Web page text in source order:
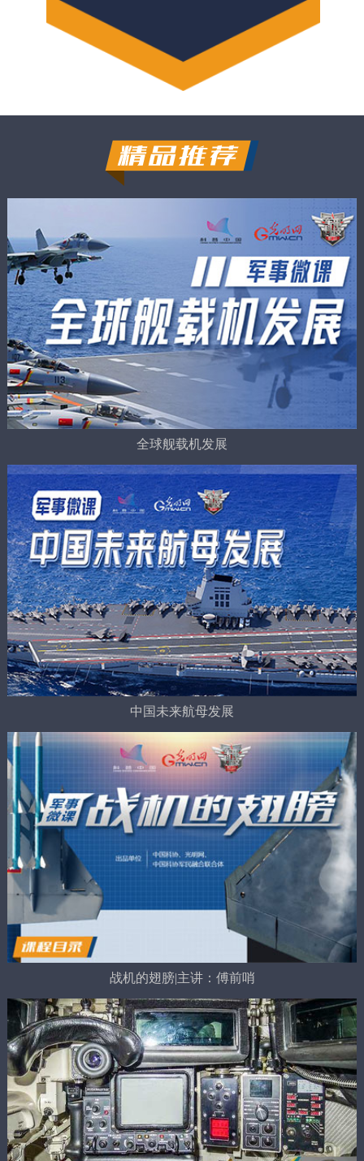
全球舰载机发展
中国未来航母发展
战机的翅膀|主讲：傅前哨